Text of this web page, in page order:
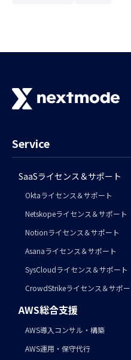
Service
SaaSライセンス＆サポート
Oktaライセンス＆サポート
Netskopeライセンス＆サポート
Notionライセンス＆サポート
Asanaライセンス＆サポート
SysCloudライセンス＆サポート
CrowdStrikeライセンス＆サポー
AWS総合支援
AWS導入コンサル・構築
AWS運用・保守代行